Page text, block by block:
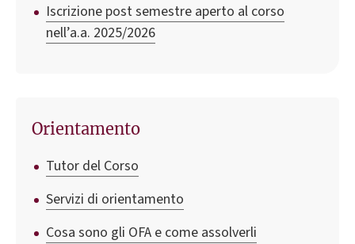
Iscrizione post semestre aperto al corso
nell’a.a. 2025/2026
Orientamento
Tutor del Corso
Servizi di orientamento
Cosa sono gli OFA e come assolverli